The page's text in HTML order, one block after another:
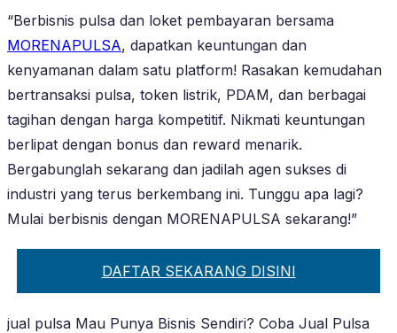
“Berbisnis pulsa dan loket pembayaran bersama
MORENAPULSA, dapatkan keuntungan dan
kenyamanan dalam satu platform! Rasakan kemudahan
bertransaksi pulsa, token listrik, PDAM, dan berbagai
tagihan dengan harga kompetitif. Nikmati keuntungan
berlipat dengan bonus dan reward menarik.
Bergabunglah sekarang dan jadilah agen sukses di
industri yang terus berkembang ini. Tunggu apa lagi?
Mulai berbisnis dengan MORENAPULSA sekarang!”
DAFTAR SEKARANG DISINI
jual pulsa Mau Punya Bisnis Sendiri? Coba Jual Pulsa